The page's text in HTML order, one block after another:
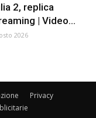
2, replica
| Video...
2026
Privacy